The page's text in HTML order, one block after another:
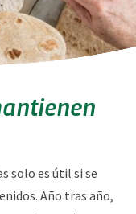
solo es útil si se
Año tras año,